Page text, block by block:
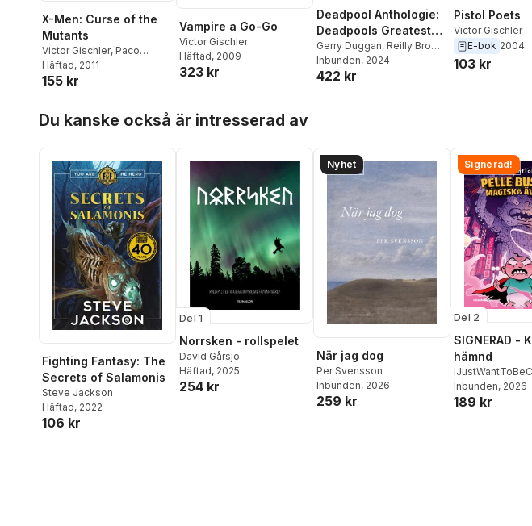
X-Men: Curse of the
Mutants
Victor Gischler, Paco
Medina
Häftad, 2011
155 kr
Vampire a Go-Go
Victor Gischler
Häftad, 2009
323 kr
Deadpool Anthologie:
Deadpools Greatest
Hits
Gerry Duggan, Reilly Brown
Duane Swierczynski
Leandro Fernandez
Mike Hawthorne,Skottie
Young,Nic Klein,Joe Kelly
Pete Woods ,
Jimmy
Buddy Scalera
Georges Jeanty
Fabian
Nicieza,Patrick Zircher
Inbunden, 2024
422 kr
Pistol Poets
Victor Gischler
E-bok 2004
103 kr
Du kanske också är intresserad av
Fighting Fantasy: The
Secrets of Salamonis
Steve Jackson
Häftad, 2022
106 kr
Del 1
Norrsken - rollspelet
David Gårsjö
Häftad, 2025
254 kr
Nyhet
När jag dog
Per Svensson
Inbunden, 2026
259 kr
Signerad!
Del 2
SIGNERAD -
hämnd
Adolphson,Emil
Beer ,Victor Beer
Inbunden, 2026
189 kr